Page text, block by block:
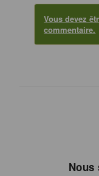
Vous devez
commentaire.
Nous